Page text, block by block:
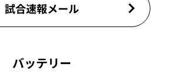
試合速報メール
バッテリー